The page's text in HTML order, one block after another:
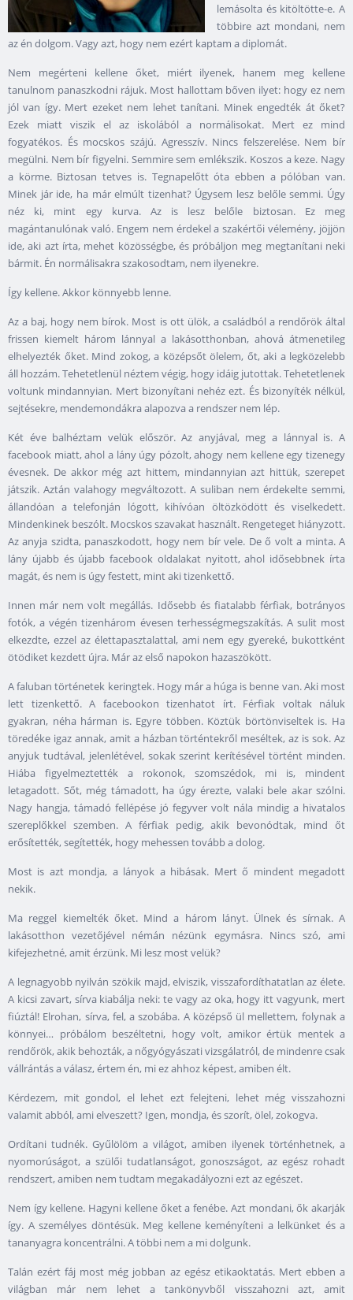
lemásolta és kitöltötte-e. A
többire azt mondani, nem
az én dolgom. Vagy azt, hogy nem ezért kaptam a diplomát.
Nem megérteni kellene őket, miért ilyenek, hanem meg kellene
tanulnom panaszkodni rájuk. Most hallottam bőven ilyet: hogy ez nem
jól van így. Mert ezeket nem lehet tanítani. Minek engedték át őket?
Ezek miatt viszik el az iskolából a normálisokat. Mert ez mind
fogyatékos. És mocskos szájú. Agresszív. Nincs felszerelése. Nem bír
megülni. Nem bír figyelni. Semmire sem emlékszik. Koszos a keze. Nagy
a körme. Biztosan tetves is. Tegnapelőtt óta ebben a pólóban van.
Minek jár ide, ha már elmúlt tizenhat? Úgysem lesz belőle semmi. Úgy
néz ki, mint egy kurva. Az is lesz belőle biztosan. Ez meg
magántanulónak való. Engem nem érdekel a szakértői vélemény, jöjjön
ide, aki azt írta, mehet közösségbe, és próbáljon meg megtanítani neki
bármit. Én normálisakra szakosodtam, nem ilyenekre.
Így kellene. Akkor könnyebb lenne.
Az a baj, hogy nem bírok. Most is ott ülök, a családból a rendőrök által
frissen kiemelt három lánnyal a lakásotthonban, ahová átmenetileg
elhelyezték őket. Mind zokog, a középsőt ölelem, őt, aki a legközelebb
áll hozzám. Tehetetlenül néztem végig, hogy idáig jutottak. Tehetetlenek
voltunk mindannyian. Mert bizonyítani nehéz ezt. És bizonyíték nélkül,
sejtésekre, mendemondákra alapozva a rendszer nem lép.
Két éve balhéztam velük először. Az anyjával, meg a lánnyal is. A
facebook miatt, ahol a lány úgy pózolt, ahogy nem kellene egy tizenegy
évesnek. De akkor még azt hittem, mindannyian azt hittük, szerepet
játszik. Aztán valahogy megváltozott. A suliban nem érdekelte semmi,
állandóan a telefonján lógott, kihívóan öltözködött és viselkedett.
Mindenkinek beszólt. Mocskos szavakat használt. Rengeteget hiányzott.
Az anyja szidta, panaszkodott, hogy nem bír vele. De ő volt a minta. A
lány újabb és újabb facebook oldalakat nyitott, ahol idősebbnek írta
magát, és nem is úgy festett, mint aki tizenkettő.
Innen már nem volt megállás. Idősebb és fiatalabb férfiak, botrányos
fotók, a végén tizenhárom évesen terhességmegszakítás. A sulit most
elkezdte, ezzel az élettapasztalattal, ami nem egy gyereké, bukottként
ötödiket kezdett újra. Már az első napokon hazaszökött.
A faluban történetek keringtek. Hogy már a húga is benne van. Aki most
lett tizenkettő. A facebookon tizenhatot írt. Férfiak voltak náluk
gyakran, néha hárman is. Egyre többen. Köztük börtönviseltek is. Ha
töredéke igaz annak, amit a házban történtekről meséltek, az is sok. Az
anyjuk tudtával, jelenlétével, sokak szerint kerítésével történt minden.
Hiába figyelmeztették a rokonok, szomszédok, mi is, mindent
letagadott. Sőt, még támadott, ha úgy érezte, valaki bele akar szólni.
Nagy hangja, támadó fellépése jó fegyver volt nála mindig a hivatalos
szereplőkkel szemben. A férfiak pedig, akik bevonódtak, mind őt
erősítették, segítették, hogy mehessen tovább a dolog.
Most is azt mondja, a lányok a hibásak. Mert ő mindent megadott
nekik.
Ma reggel kiemelték őket. Mind a három lányt. Ülnek és sírnak. A
lakásotthon vezetőjével némán nézünk egymásra. Nincs szó, ami
kifejezhetné, amit érzünk. Mi lesz most velük?
A legnagyobb nyilván szökik majd, elviszik, visszafordíthatatlan az élete.
A kicsi zavart, sírva kiabálja neki: te vagy az oka, hogy itt vagyunk, mert
fiúztál! Elrohan, sírva, fel, a szobába. A középső ül mellettem, folynak a
könnyei… próbálom beszéltetni, hogy volt, amikor értük mentek a
rendőrök, akik behozták, a nőgyógyászati vizsgálatról, de mindenre csak
vállrántás a válasz, értem én, mi ez ahhoz képest, amiben élt.
Kérdezem, mit gondol, el lehet ezt felejteni, lehet még visszahozni
valamit abból, ami elveszett? Igen, mondja, és szorít, ölel, zokogva.
Ordítani tudnék. Gyűlölöm a világot, amiben ilyenek történhetnek, a
nyomorúságot, a szülői tudatlanságot, gonoszságot, az egész rohadt
rendszert, amiben nem tudtam megakadályozni ezt az egészet.
Nem így kellene. Hagyni kellene őket a fenébe. Azt mondani, ők akarják
így. A személyes döntésük. Meg kellene keményíteni a lelkünket és a
tananyagra koncentrálni. A többi nem a mi dolgunk.
Talán ezért fáj most még jobban az egész etikaoktatás. Mert ebben a
világban már nem lehet a tankönyvből visszahozni azt, amit